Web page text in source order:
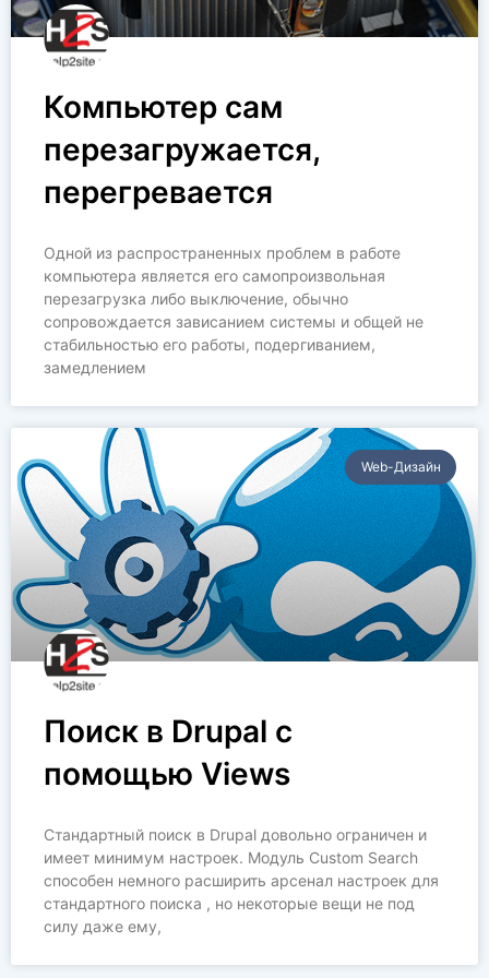
Компьютер сам
перезагружается,
перегревается
Одной из распространенных проблем в работе
компьютера является его самопроизвольная
перезагрузка либо выключение, обычно
сопровождается зависанием системы и общей не
стабильностью его работы, подергиванием,
замедлением
Web-Дизайн
Поиск в Drupal с
помощью Views
Стандартный поиск в Drupal довольно ограничен и
имеет минимум настроек. Модуль Custom Search
способен немного расширить арсенал настроек для
стандартного поиска , но некоторые вещи не под
силу даже ему,